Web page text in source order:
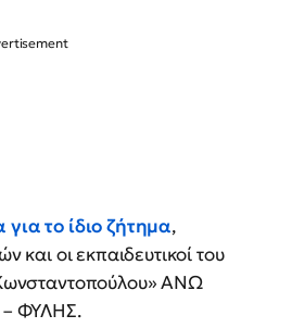
το ίδιο ζήτημα,
και οι εκπαιδευτικοί του
ΑΝΩ
ΦΥΛΗΣ.